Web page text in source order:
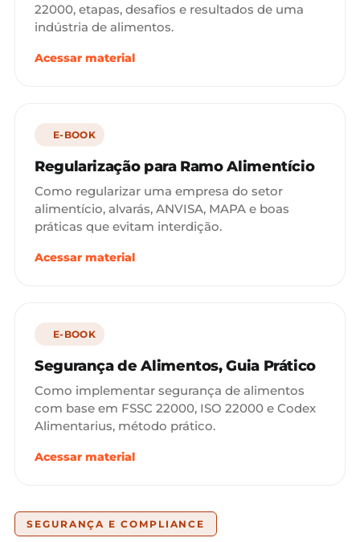
22000, etapas, desafios e resultados de uma
indústria de alimentos.
Acessar material
E-BOOK
Regularização para Ramo Alimentício
Como regularizar uma empresa do setor
alimentício, alvarás, ANVISA, MAPA e boas
práticas que evitam interdição.
Acessar material
E-BOOK
Segurança de Alimentos, Guia Prático
Como implementar segurança de alimentos
com base em FSSC 22000, ISO 22000 e Codex
Alimentarius, método prático.
Acessar material
SEGURANÇA E COMPLIANCE